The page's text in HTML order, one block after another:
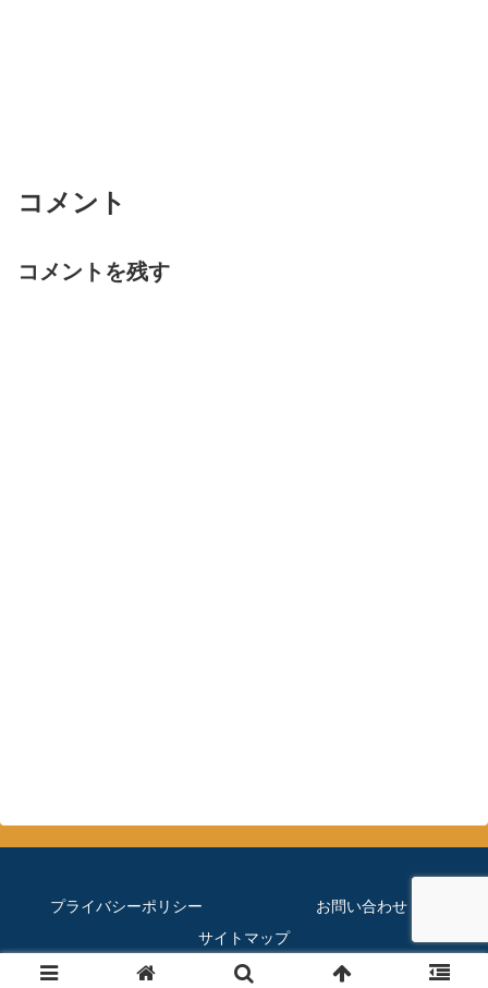
コメント
コメントを残す
プライバシーポリシー
お問い合わせ
サイトマップ
© 2019 ほぼメダカのブログ.